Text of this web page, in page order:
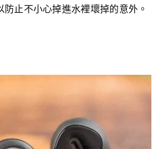
防止不小心掉進水裡壞掉的意外。